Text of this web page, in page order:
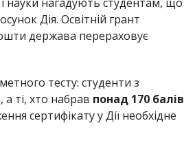
Дія. Освітній грант
держава перераховує
тесту: студенти з
, а ті, хто набрав понад 170 балів
сертифікату у Дії необхідне